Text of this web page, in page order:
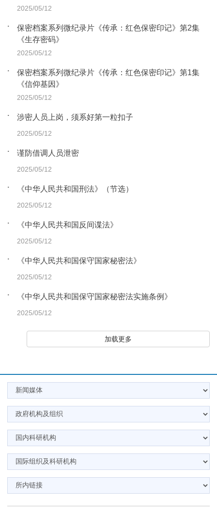
2025/05/12
保密档案系列微纪录片《传承：红色保密印记》第2集
《生存密码》
2025/05/12
保密档案系列微纪录片《传承：红色保密印记》第1集
《信仰基因》
2025/05/12
涉密人员上岗，须系好第一粒扣子
2025/05/12
谨防借调人员泄密
2025/05/12
《中华人民共和国刑法》（节选）
2025/05/12
《中华人民共和国反间谍法》
2025/05/12
《中华人民共和国保守国家秘密法》
2025/05/12
《中华人民共和国保守国家秘密法实施条例》
2025/05/12
加载更多